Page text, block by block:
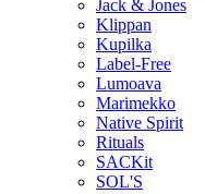
Jack & Jones
Klippan
Kupilka
Label-Free
Lumoava
Marimekko
Native Spirit
Rituals
SACKit
SOL'S